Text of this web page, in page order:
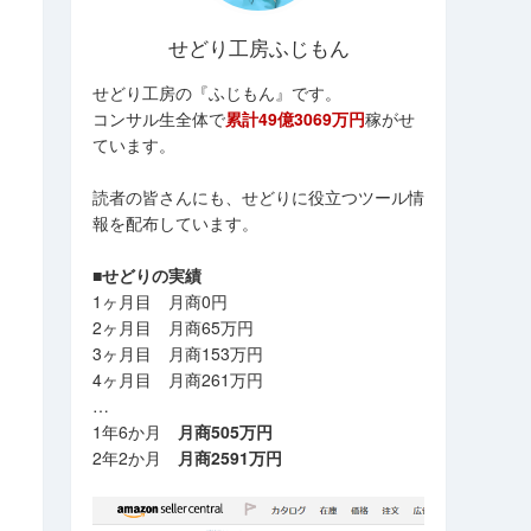
せどり工房ふじもん
せどり工房の『ふじもん』です。
コンサル生全体で累計49億3069万円稼がせ
ています。
読者の皆さんにも、せどりに役立つツール情
報を配布しています。
■せどりの実績
1ヶ月目 月商0円
2ヶ月目 月商65万円
3ヶ月目 月商153万円
4ヶ月目 月商261万円
…
1年6か月 月商505万円
2年2か月 月商2591万円